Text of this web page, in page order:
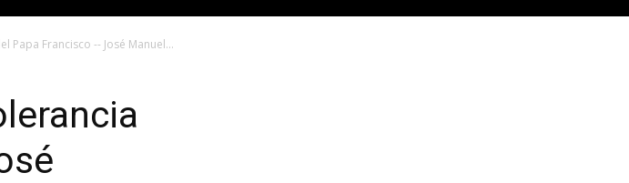
Papa Francisco -- José Manuel...